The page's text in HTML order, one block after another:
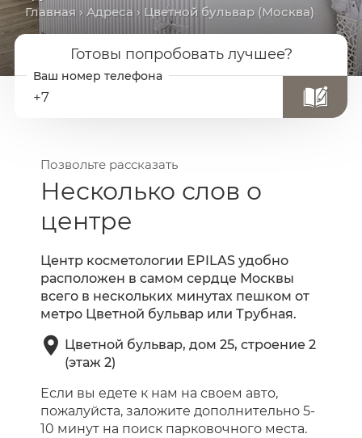
Главная ›Адреса › Цветной бульвар (Москва)
Готовы попробовать лучшее?
+7
Позвольте рассказать
Несколько слов о
центре
Центр косметологии EPILAS удобно
расположен в самом сердце Москвы
всего в нескольких минутах пешком от
метро Цветной бульвар или Трубная.
Цветной бульвар, дом 25, строение 2
(этаж 2)
Если вы едете к нам на своем авто,
пожалуйста, заложите дополнительно 5-
10 минут на поиск парковочного места.